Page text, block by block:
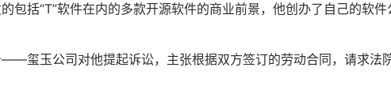
包括“T”软件在内的多款开源软件的商业前景，他创办了自己的软件
玺玉公司对他提起诉讼，主张根据双方签订的劳动合同，请求法